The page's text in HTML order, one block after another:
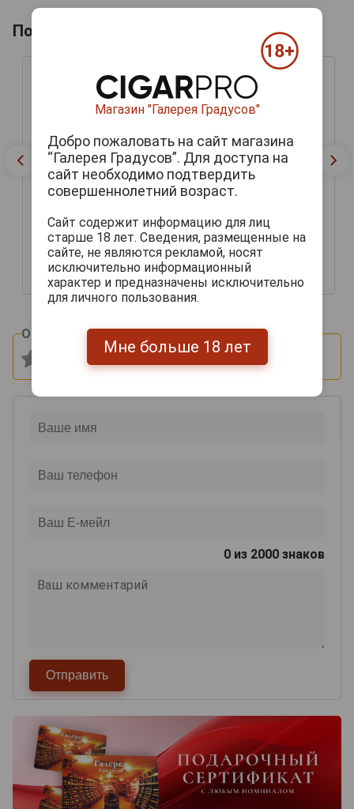
Похожие напитки по году производства
Baron de Sigognac 2006
Арманьяк Барон де
Сигоньяк 2006г 0.7л в
деревянной упаковке
9 469 руб.
Baron de Sigognac 2006
Арманьяк Барон де
Сигоньяк 2006г 0.7л в
деревянной упаковке
7 990 руб.
Оцените и напишите отзыв:
0 из 2000 знаков
Магазин "Галерея Градусов"
Добро пожаловать на сайт магазина
“Галерея Градусов”. Для доступа на
сайт необходимо подтвердить
совершеннолетний возраст.
Сайт содержит информацию для лиц
старше 18 лет. Сведения, размещенные на
сайте, не являются рекламой, носят
исключительно информационный
характер и предназначены исключительно
для личного пользования.
Мне больше 18 лет